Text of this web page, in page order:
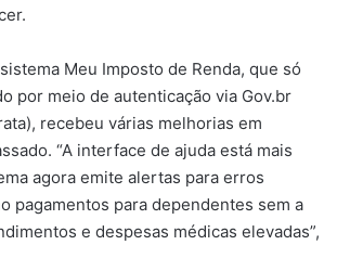
Meu Imposto de Renda, que só
por meio de autenticação via Gov.br
recebeu várias melhorias em
“A interface de ajuda está mais
agora emite alertas para erros
pagamentos para dependentes sem a
e despesas médicas elevadas”,